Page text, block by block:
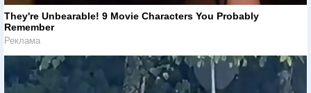
They're Unbearable! 9 Movie Characters You Probably
Remember
Реклама